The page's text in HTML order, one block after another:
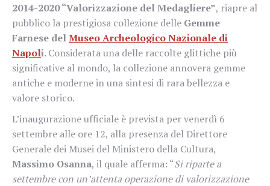
2014-2020 “Valorizzazione del Medagliere”, riapre al
pubblico la prestigiosa collezione delle Gemme
Farnese delMuseo Archeologico Nazionale di
Napoli. Considerata una delle raccolte glittiche più
significative al mondo, la collezione annovera gemme
antiche e moderne in una sintesi di rara bellezza e
valore storico.
L’inaugurazione ufficiale è prevista per venerdì 6
settembre alle ore 12, alla presenza del Direttore
Generale dei Musei del Ministero della Cultura,
Massimo Osanna, il quale afferma: “Si riparte a
settembre con un’attenta operazione di valorizzazione